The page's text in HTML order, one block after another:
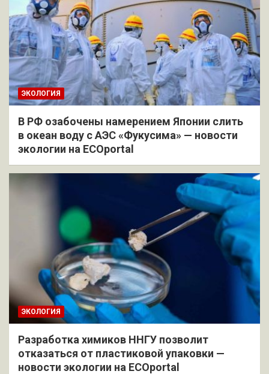
ЭКОЛОГИЯ
В РФ озабочены намерением Японии слить
в океан воду с АЭС «Фукусима» — новости
экологии на ECOportal
ЭКОЛОГИЯ
Разработка химиков ННГУ позволит
отказаться от пластиковой упаковки —
новости экологии на ECOportal